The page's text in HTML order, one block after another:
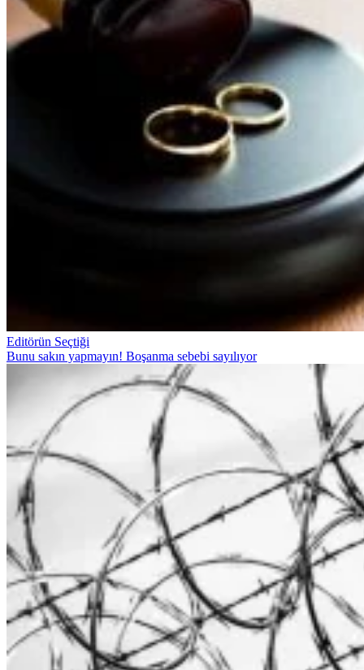
Editörün Seçtiği
Bunu sakın yapmayın! Boşanma sebebi sayılıyor